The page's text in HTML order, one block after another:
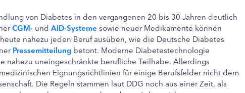
von Diabetes in den vergangenen 20 bis 30 Jahren deutlich
CGM- und AID-Systeme sowie neuer Medikamente können
nahezu jeden Beruf ausüben, wie die Deutsche Diabetes
Pressemitteilung betont. Moderne Diabetestechnologie
nahezu uneingeschränkte berufliche Teilhabe. Allerdings
Eignungsrichtlinien für einige Berufsfelder nicht dem
Die Regeln stammen laut DDG noch aus einer Zeit, als